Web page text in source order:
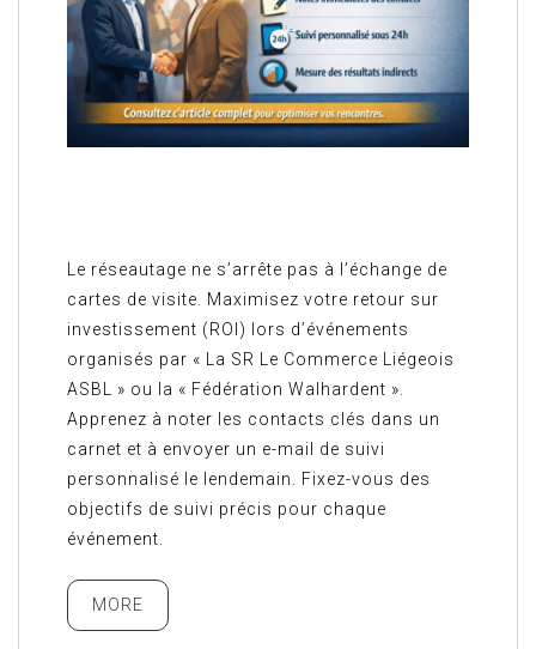
Le réseautage ne s’arrête pas à l’échange de
cartes de visite. Maximisez votre retour sur
investissement (ROI) lors d’événements
organisés par « La SR Le Commerce Liégeois
ASBL » ou la « Fédération Walhardent ».
Apprenez à noter les contacts clés dans un
carnet et à envoyer un e-mail de suivi
personnalisé le lendemain. Fixez-vous des
objectifs de suivi précis pour chaque
événement.
MORE